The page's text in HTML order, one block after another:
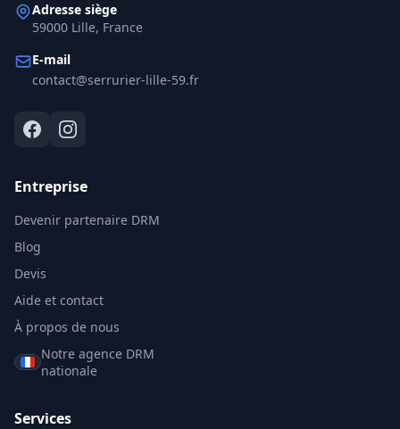
Adresse siège
59000 Lille, France
E-mail
contact@serrurier-lille-59.fr
Entreprise
Devenir partenaire DRM
Blog
Devis
Aide et contact
À propos de nous
Notre agence DRM
nationale
Services